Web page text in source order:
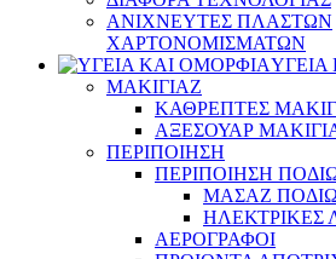
ΑΝΙΧΝΕΥΤΕΣ ΠΛΑΣΤΩΝ
ΧΑΡΤΟΝΟΜΙΣΜΑΤΩΝ
ΥΓΕΙΑ
ΜΑΚΙΓΙΑΖ
ΚΑΘΡΕΠΤΕΣ
ΑΞΕΣΟΥΑΡ
ΠΕΡΙΠΟΙΗΣΗ
ΠΕΡΙΠΟΙΗΣΗ
ΜΑΣΑΖ
ΗΛΕΚΤΡΙΚΕΣ
ΑΕΡΟΓΡΑΦΟΙ